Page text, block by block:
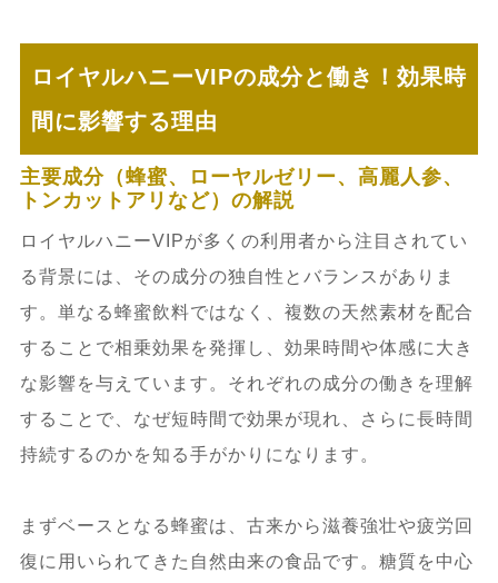
ロイヤルハニーVIPの成分と働き！効果時
間に影響する理由
主要成分（蜂蜜、ローヤルゼリー、高麗人参、
トンカットアリなど）の解説
ロイヤルハニーVIPが多くの利用者から注目されてい
る背景には、その成分の独自性とバランスがありま
す。単なる蜂蜜飲料ではなく、複数の天然素材を配合
することで相乗効果を発揮し、効果時間や体感に大き
な影響を与えています。それぞれの成分の働きを理解
することで、なぜ短時間で効果が現れ、さらに長時間
持続するのかを知る手がかりになります。
まずベースとなる蜂蜜は、古来から滋養強壮や疲労回
復に用いられてきた自然由来の食品です。糖質を中心